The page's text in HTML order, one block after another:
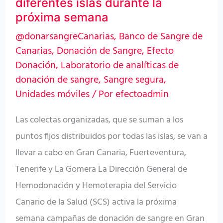
próxima semana
@donarsangreCanarias, Banco de Sangre de
Canarias, Donación de Sangre, Efecto
Donación, Laboratorio de analíticas de
donación de sangre, Sangre segura,
Unidades móviles/ Porefectoadmin
Las colectas organizadas, que se suman a los
puntos fijos distribuidos por todas las islas, se van a
llevar a cabo en Gran Canaria, Fuerteventura,
Tenerife y La Gomera La Dirección General de
Hemodonación y Hemoterapia del Servicio
Canario de la Salud (SCS) activa la próxima
semana campañas de donación de sangre en Gran
en
diferentes
islas
durante
la
próxima